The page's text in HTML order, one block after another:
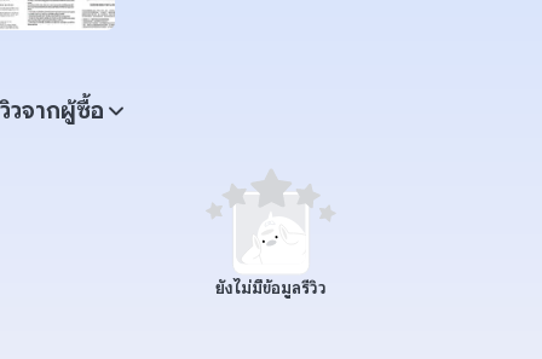
วจากผู้ซื้อ
ยังไม่มีข้อมูลรีวิว